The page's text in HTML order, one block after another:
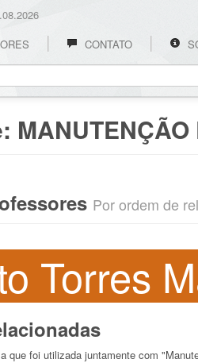
CONTATO
Por ordem de
Torres
que foi utilizada juntamente com